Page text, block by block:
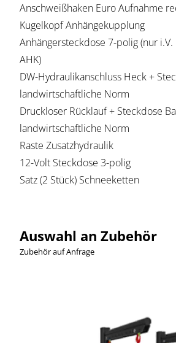
Anschweißhaken Euro Aufnahme
Kugelkopf Anhängekupplung
Anhängersteckdose 7-polig (nur
AHK)
DW-Hydraulikanschluss Heck +
landwirtschaftliche Norm
Druckloser Rücklauf + Steckdose
landwirtschaftliche Norm
Raste Zusatzhydraulik
12-Volt Steckdose 3-polig
Satz (2 Stück) Schneeketten
Auswahl an Zubehör
Zubehör auf Anfrage